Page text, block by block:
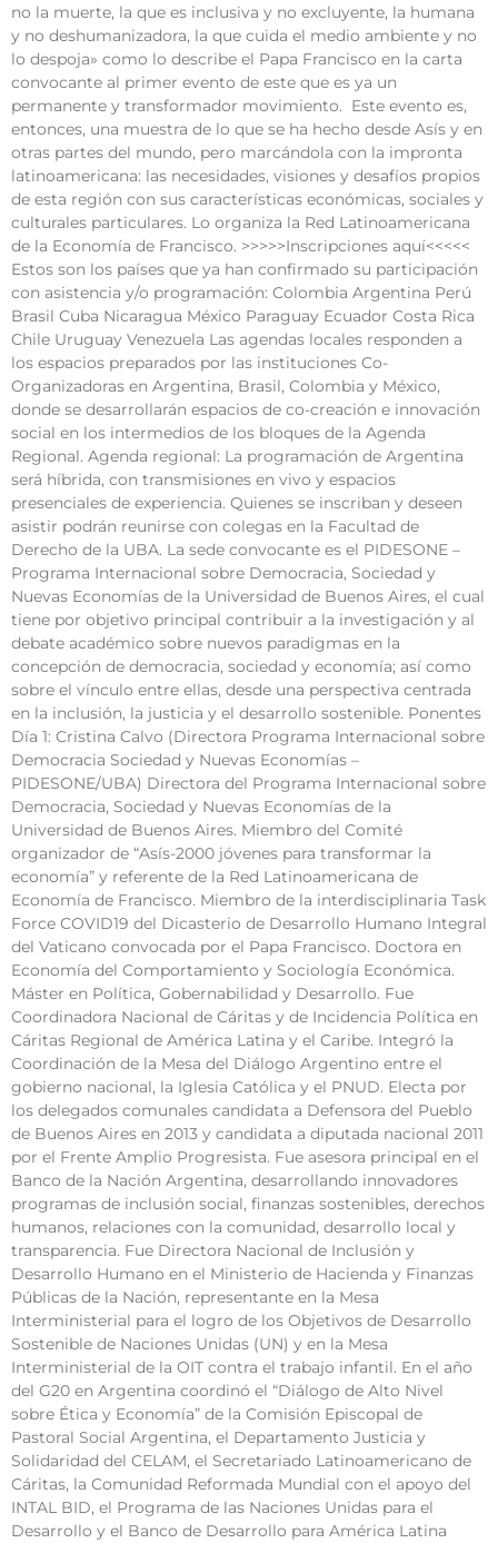
no la muerte, la que es inclusiva y no excluyente, la humana
y no deshumanizadora, la que cuida el medio ambiente y no
lo despoja» como lo describe el Papa Francisco en la carta
convocante al primer evento de este que es ya un
permanente y transformador movimiento. Este evento es,
entonces, una muestra de lo que se ha hecho desde Asís y en
otras partes del mundo, pero marcándola con la impronta
latinoamericana: las necesidades, visiones y desafíos propios
de esta región con sus características económicas, sociales y
culturales particulares. Lo organiza la Red Latinoamericana
de la Economía de Francisco. >>>>>Inscripciones aquí<<<<<
Estos son los países que ya han confirmado su participación
con asistencia y/o programación: Colombia Argentina Perú
Brasil Cuba Nicaragua México Paraguay Ecuador Costa Rica
Chile Uruguay Venezuela Las agendas locales responden a
los espacios preparados por las instituciones Co-
Organizadoras en Argentina, Brasil, Colombia y México,
donde se desarrollarán espacios de co-creación e innovación
social en los intermedios de los bloques de la Agenda
Regional. Agenda regional: La programación de Argentina
será híbrida, con transmisiones en vivo y espacios
presenciales de experiencia. Quienes se inscriban y deseen
asistir podrán reunirse con colegas en la Facultad de
Derecho de la UBA. La sede convocante es el PIDESONE –
Programa Internacional sobre Democracia, Sociedad y
Nuevas Economías de la Universidad de Buenos Aires, el cual
tiene por objetivo principal contribuir a la investigación y al
debate académico sobre nuevos paradigmas en la
concepción de democracia, sociedad y economía; así como
sobre el vínculo entre ellas, desde una perspectiva centrada
en la inclusión, la justicia y el desarrollo sostenible. Ponentes
Día 1: Cristina Calvo (Directora Programa Internacional sobre
Democracia Sociedad y Nuevas Economías –
PIDESONE/UBA) Directora del Programa Internacional sobre
Democracia, Sociedad y Nuevas Economías de la
Universidad de Buenos Aires. Miembro del Comité
organizador de “Asís-2000 jóvenes para transformar la
economía” y referente de la Red Latinoamericana de
Economía de Francisco. Miembro de la interdisciplinaria Task
Force COVID19 del Dicasterio de Desarrollo Humano Integral
del Vaticano convocada por el Papa Francisco. Doctora en
Economía del Comportamiento y Sociología Económica.
Máster en Política, Gobernabilidad y Desarrollo. Fue
Coordinadora Nacional de Cáritas y de Incidencia Política en
Cáritas Regional de América Latina y el Caribe. Integró la
Coordinación de la Mesa del Diálogo Argentino entre el
gobierno nacional, la Iglesia Católica y el PNUD. Electa por
los delegados comunales candidata a Defensora del Pueblo
de Buenos Aires en 2013 y candidata a diputada nacional 2011
por el Frente Amplio Progresista. Fue asesora principal en el
Banco de la Nación Argentina, desarrollando innovadores
programas de inclusión social, finanzas sostenibles, derechos
humanos, relaciones con la comunidad, desarrollo local y
transparencia. Fue Directora Nacional de Inclusión y
Desarrollo Humano en el Ministerio de Hacienda y Finanzas
Públicas de la Nación, representante en la Mesa
Interministerial para el logro de los Objetivos de Desarrollo
Sostenible de Naciones Unidas (UN) y en la Mesa
Interministerial de la OIT contra el trabajo infantil. En el año
del G20 en Argentina coordinó el “Diálogo de Alto Nivel
sobre Ética y Economía” de la Comisión Episcopal de
Pastoral Social Argentina, el Departamento Justicia y
Solidaridad del CELAM, el Secretariado Latinoamericano de
Cáritas, la Comunidad Reformada Mundial con el apoyo del
INTAL BID, el Programa de las Naciones Unidas para el
Desarrollo y el Banco de Desarrollo para América Latina